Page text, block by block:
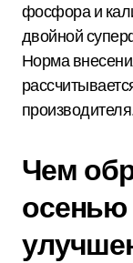
фосфора и
двойной
Норма
Чем
осенью